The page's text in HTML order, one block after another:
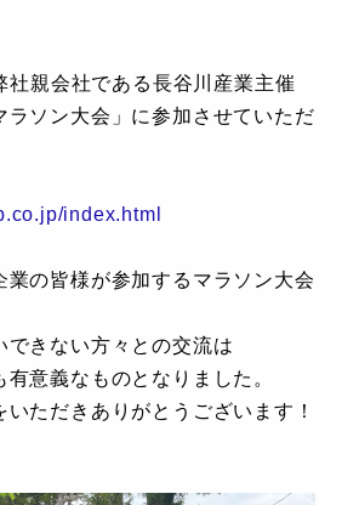
社親会社である長谷川産業主催
ラソン大会」に参加させていただ
index.html
業の皆様が参加するマラソン大会
できない方々との交流は
意義なものとなりました。
ただきありがとうございます！